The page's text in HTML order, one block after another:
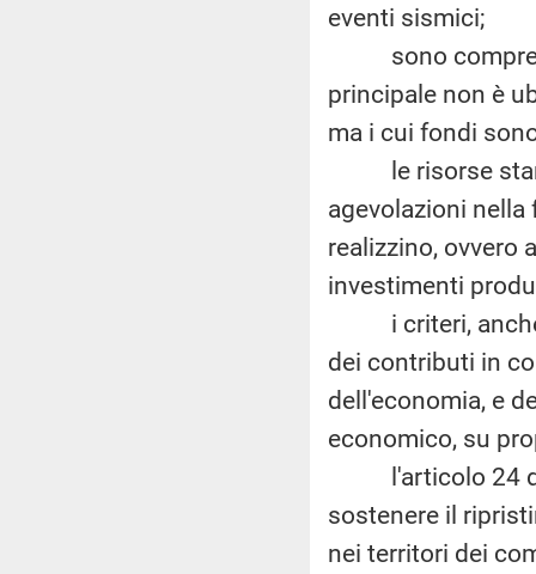
eventi sismici;
sono comprese
principale non è
ma i cui fondi
le risorse
agevolazioni
realizzino, ovvero
investimenti
i criteri, anche
dei contributi in
dell'economia, e
economico, su
l'articolo 24 del
sostenere il
nei territori dei